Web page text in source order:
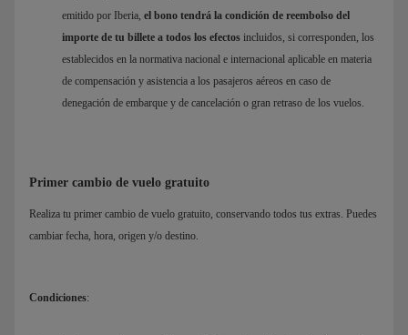
emitido por Iberia, el bono tendrá la condición de reembolso del
importe de tu billete a todos los efectos incluidos, si corresponden, los
establecidos en la normativa nacional e internacional aplicable en materia
de compensación y asistencia a los pasajeros aéreos en caso de
denegación de embarque y de cancelación o gran retraso de los vuelos.
Primer cambio de vuelo gratuito
Realiza tu primer cambio de vuelo gratuito, conservando todos tus extras. Puedes
cambiar fecha, hora, origen y/o destino.
Condiciones: